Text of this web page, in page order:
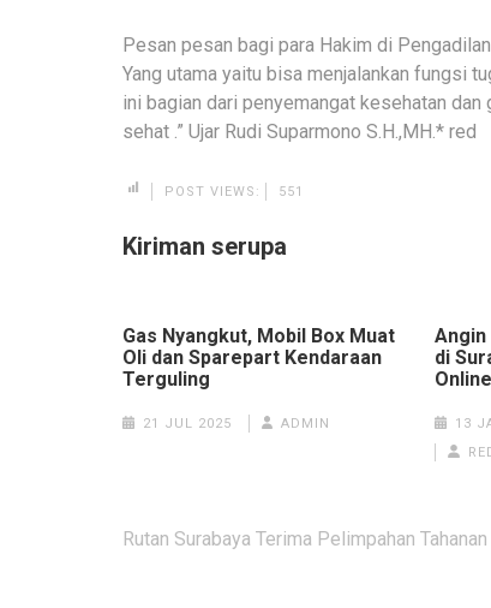
Pesan pesan bagi para Hakim di
Yang utama yaitu bisa menjalankan fungsi
ini bagian dari penyemangat kesehatan
sehat .” Ujar Rudi Suparmono S.H.,MH.* red
POST VIEWS: 551
Kiriman serupa
Gas Nyangkut, Mobil Box Muat
Oli dan Sparepart Kendaraan
Terguling
21 JUL 2025 ADMIN
Angin
di
13
Navigasi
Rutan Surabaya Terima Pelimpahan